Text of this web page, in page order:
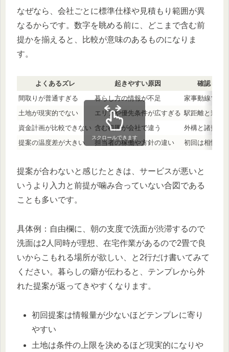
なぜなら、会社ごとに標準仕様や見積もり範囲が異
なるからです。数字を眺める前に、どこまで含む前
提かを揃えると、比較が意味のあるものになりま
す。
よくあるズレ 起きやすい原因
確認して
間取りが普通すぎる
暮らし方の情報が不足
家事動線で困
土地が現実的でない
エリアや優先条件が広すぎる 駅距離と道路
資金計画が比較できない 含む範囲が会社で違う
外構と諸費用
提案の温度差が大きい
担当者の稼働や方針の違い 初回は相性確
スクロールできます
提案が合わないと感じたときは、サービスが悪いと
いうより入力と前提が噛み合っていない合図である
ことも多いです。
具体例：自由欄に、朝の支度で洗面が渋滞するので
洗面は2人同時が理想、在宅作業があるので2畳で良
いからこもれる場所が欲しい、と2行だけ書いてみて
ください。暮らしの癖が伝わると、テンプレから外
れた提案が返ってきやすくなります。
初回提案は情報量が少ないほどテンプレに寄り
やすい
土地は条件の上限を決めるほど現実的になりや